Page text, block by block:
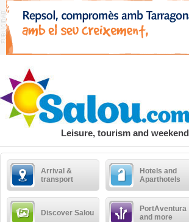
Leisure, tourism and weekend
Arrival &
transport
Hotels and
Aparthotels
Discover Salou
PortAventura
and more